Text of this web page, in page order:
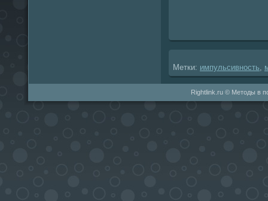
Метки: импульсивность
Rightlink.ru © Методы в